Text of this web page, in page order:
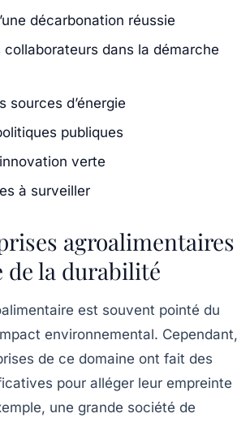
décarbonation réussie
collaborateurs dans la démarche
sources d’énergie
publiques
verte
à surveiller
agroalimentaires
de la durabilité
est souvent pointé du
environnemental. Cependant,
de ce domaine ont fait des
pour alléger leur empreinte
une grande société de